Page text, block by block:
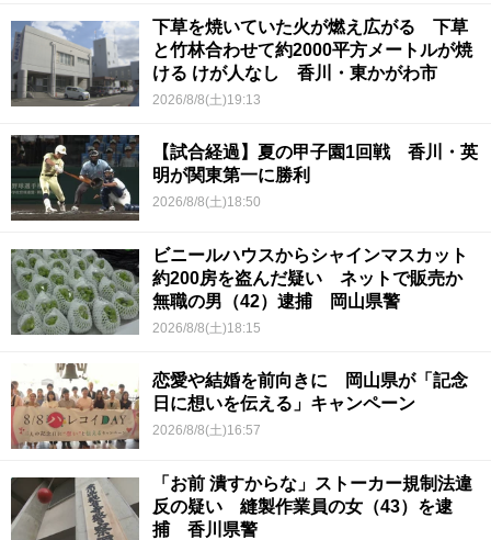
下草を焼いていた火が燃え広がる 下草
と竹林合わせて約2000平方メートルが焼
ける けが人なし 香川・東かがわ市
2026/8/8(土)19:13
【試合経過】夏の甲子園1回戦 香川・英
明が関東第一に勝利
2026/8/8(土)18:50
ビニールハウスからシャインマスカット
約200房を盗んだ疑い ネットで販売か
無職の男（42）逮捕 岡山県警
2026/8/8(土)18:15
恋愛や結婚を前向きに 岡山県が「記念
日に想いを伝える」キャンペーン
2026/8/8(土)16:57
「お前 潰すからな」ストーカー規制法違
反の疑い 縫製作業員の女（43）を逮
捕 香川県警